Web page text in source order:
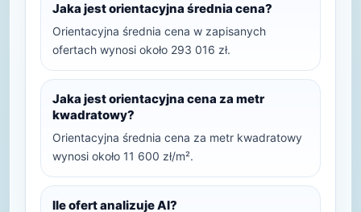
Jaka jest orientacyjna średnia cena?
Orientacyjna średnia cena w zapisanych
ofertach wynosi około 293 016 zł.
Jaka jest orientacyjna cena za metr
kwadratowy?
Orientacyjna średnia cena za metr kwadratowy
wynosi około 11 600 zł/m².
Ile ofert analizuje AI?